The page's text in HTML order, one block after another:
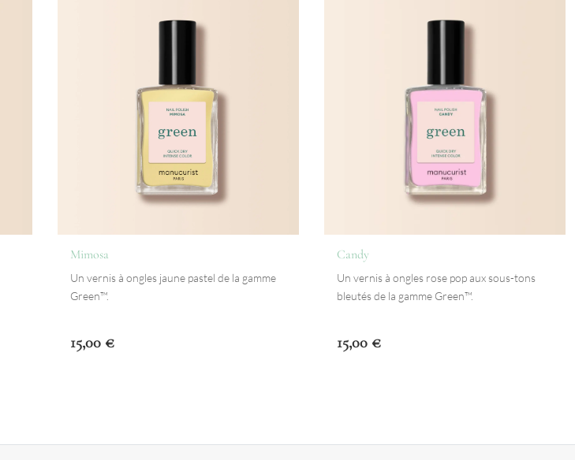
Mimosa
Un vernis à ongles jaune pastel de la gamme
Green™.
15,00 €
Candy
Un vernis à ongles rose pop aux sous-tons
bleutés de la gamme Green™.
15,00 €